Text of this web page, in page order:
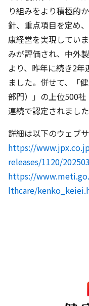
り組みをより積極的
針、重点項目を定め
康経営を実現してい
みが評価され、中外
より、昨年に続き2
ました。併せて、「
部門）」の上位500
連続で認定されました
詳細は以下のウェブ
https://
releases/1120/
https://
lthcare/